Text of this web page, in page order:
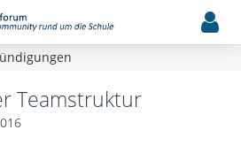
Teamstruktur